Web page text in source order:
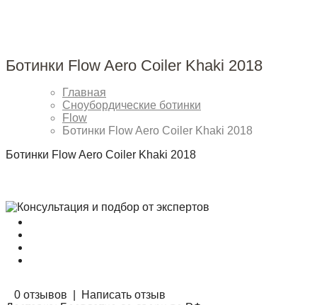
Ботинки Flow Aero Coiler Khaki 2018
Главная
Сноубордические ботинки
Flow
Ботинки Flow Aero Coiler Khaki 2018
Ботинки Flow Aero Coiler Khaki 2018
0 отзывов
Написать отзыв